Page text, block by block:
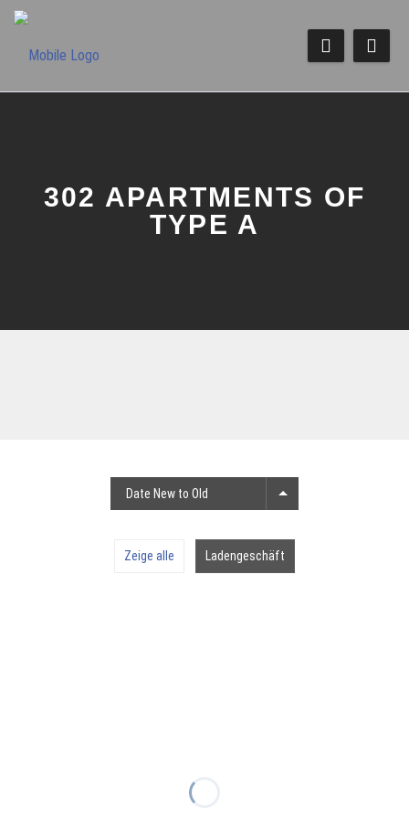
302 APARTMENTS OF
TYPE A
Date New to Old
Zeige alle Ladengeschäft